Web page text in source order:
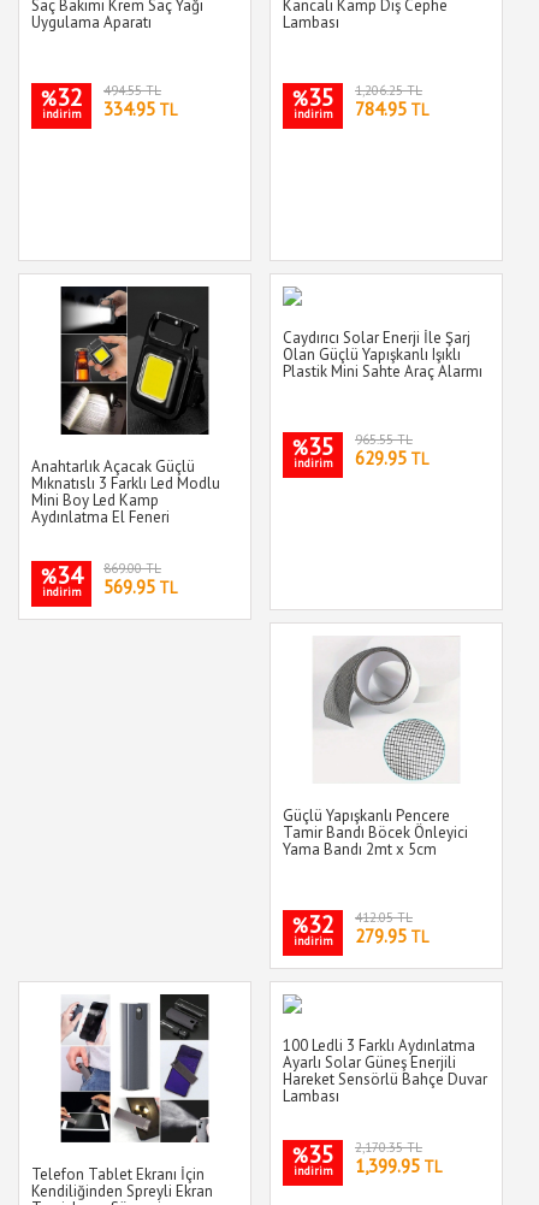
Saç Bakımı Krem Saç Yağı
Uygulama Aparatı
%32
indirim
494.55 TL
334.95 TL
Kancalı Kamp Dış Cephe
Lambası
%35
indirim
1,206.25 TL
784.95 TL
Anahtarlık Açacak Güçlü
Mıknatıslı 3 Farklı Led Modlu
Mini Boy Led Kamp
Aydınlatma El Feneri
%34
indirim
869.00 TL
569.95 TL
Caydırıcı Solar Enerji İle Şarj
Olan Güçlü Yapışkanlı Işıklı
Plastik Mini Sahte Araç Alarmı
%35
indirim
965.55 TL
629.95 TL
Güçlü Yapışkanlı Pencere
Tamir Bandı Böcek Önleyici
Yama Bandı 2mt x 5cm
%32
indirim
412.05 TL
279.95 TL
Telefon Tablet Ekranı İçin
Kendiliğinden Spreyli Ekran
100 Ledli 3 Farklı Aydınlatma
Ayarlı Solar Güneş Enerjili
Hareket Sensörlü Bahçe Duvar
Lambası
%35
indirim
2,170.35 TL
1,399.95 TL